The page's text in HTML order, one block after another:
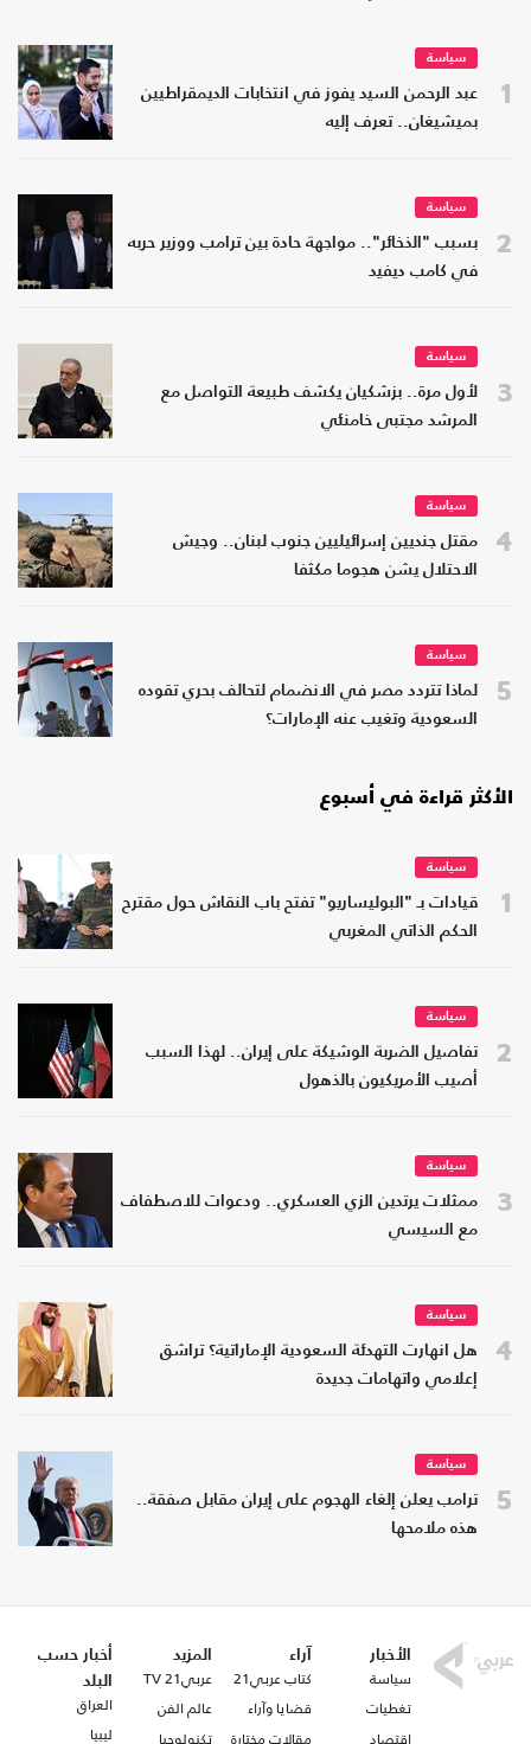
1
سياسة
عبد الرحمن السيد يفوز في انتخابات الديمقراطيين
بميشيغان.. تعرف إليه
2
سياسة
بسبب "الذخائر".. مواجهة حادة بين ترامب ووزير حربه
في كامب ديفيد
3
سياسة
لأول مرة.. بزشكيان يكشف طبيعة التواصل مع
المرشد مجتبى خامنئي
4
سياسة
مقتل جنديين إسرائيليين جنوب لبنان.. وجيش
الاحتلال يشن هجوما مكثفا
5
سياسة
لماذا تتردد مصر في الانضمام لتحالف بحري تقوده
السعودية وتغيب عنه الإمارات؟
الأكثر قراءة في أسبوع
1
سياسة
قيادات بـ "البوليساريو" تفتح باب النقاش حول مقترح
الحكم الذاتي المغربي
2
سياسة
تفاصيل الضربة الوشيكة على إيران.. لهذا السبب
أصيب الأمريكيون بالذهول
3
سياسة
ممثلات يرتدين الزي العسكري.. ودعوات للاصطفاف
مع السيسي
4
سياسة
هل انهارت التهدئة السعودية الإماراتية؟ تراشق
إعلامي واتهامات جديدة
5
سياسة
ترامب يعلن إلغاء الهجوم على إيران مقابل صفقة..
هذه ملامحها
الأخبار
سياسة
تغطيات
اقتصاد
آراء
كتاب عربي21
قضايا وآراء
مقالات مختارة
المزيد
عربي21 TV
عالم الفن
تكنولوجيا
أخبار حسب
البلد
العراق
ليبيا